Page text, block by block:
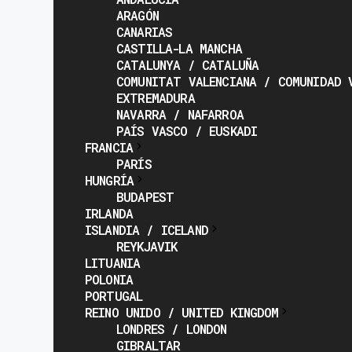
ARAGÓN
CANARIAS
CASTILLA-LA MANCHA
CATALUNYA / CATALUÑA
COMUNITAT VALENCIANA / COMUNIDAD
EXTREMADURA
NAVARRA / NAFARROA
PAÍS VASCO / EUSKADI
FRANCIA
PARÍS
HUNGRÍA
BUDAPEST
IRLANDA
ISLANDIA / ICELAND
REYKJAVIK
LITUANIA
POLONIA
PORTUGAL
REINO UNIDO / UNITED KINGDOM
LONDRES / LONDON
GIBRALTAR